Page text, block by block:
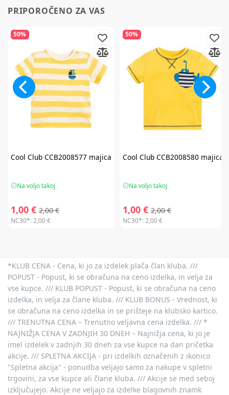
PRIPOROČENO ZA VAS
50%
Cool ClubCCB2008577 majica
Na voljo takoj
1,00 € 2,00 €
NC30*:2,00 €
50%
Cool ClubCCB2008580 majica
Na voljo takoj
1,00 € 2,00 €
NC30*:2,00 €
*KLUB CENA - Cena, ki jo za izdelek plača član kluba. ///
POPUST - Popust, ki se obračuna na ceno izdelka, in velja za
vse kupce. /// KLUB POPUST - Popust, ki se obračuna na ceno
izdelka, in velja za člane kluba. /// KLUB BONUS - Vrednost, ki
se obračuna na ceno izdelka in se prišteje na klubsko kartico.
/// TRENUTNA CENA – Trenutno veljavna cena izdelka. /// *
NAJNIŽJA CENA V ZADNJIH 30 DNEH – Najnižja cena, ki jo je
imel izdelek v zadnjih 30 dneh za vse kupce na dan pričetka
akcije. /// SPLETNA AKCIJA - pri izdelkih označenih z ikonico
"Spletna akcija" - ponudba veljajo samo za nakupe v spletni
trgovini, za vse kupce ali člane kluba. /// Akcije se med seboj
izključujejo. Akcije ne veljajo za izdelke blagovnih znamk